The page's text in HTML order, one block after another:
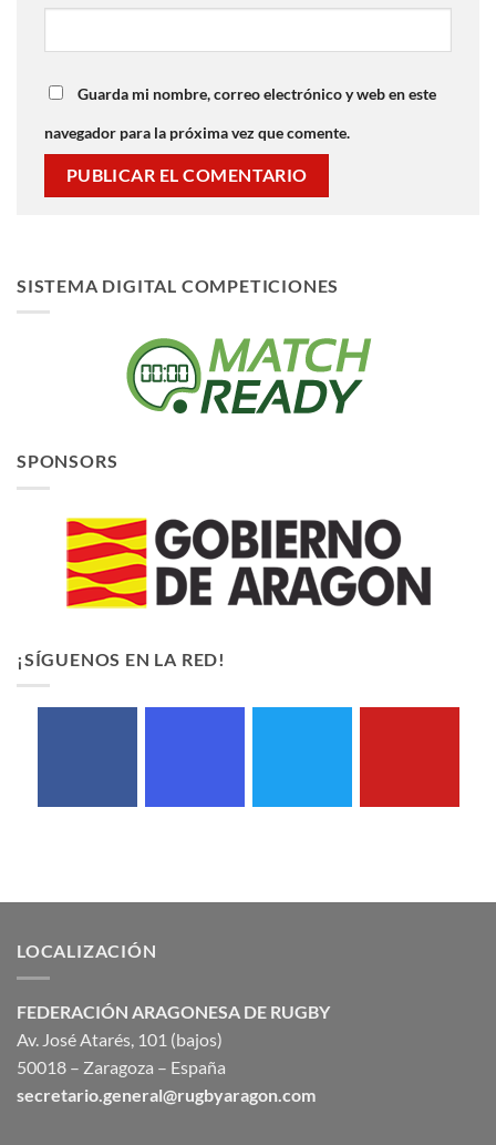
Guarda mi nombre, correo electrónico y web en este
navegador para la próxima vez que comente.
SISTEMA DIGITAL COMPETICIONES
SPONSORS
¡SÍGUENOS EN LA RED!
LOCALIZACIÓN
FEDERACIÓN ARAGONESA DE RUGBY
Av. José Atarés, 101 (bajos)
50018 – Zaragoza – España
secretario.general@rugbyaragon.com